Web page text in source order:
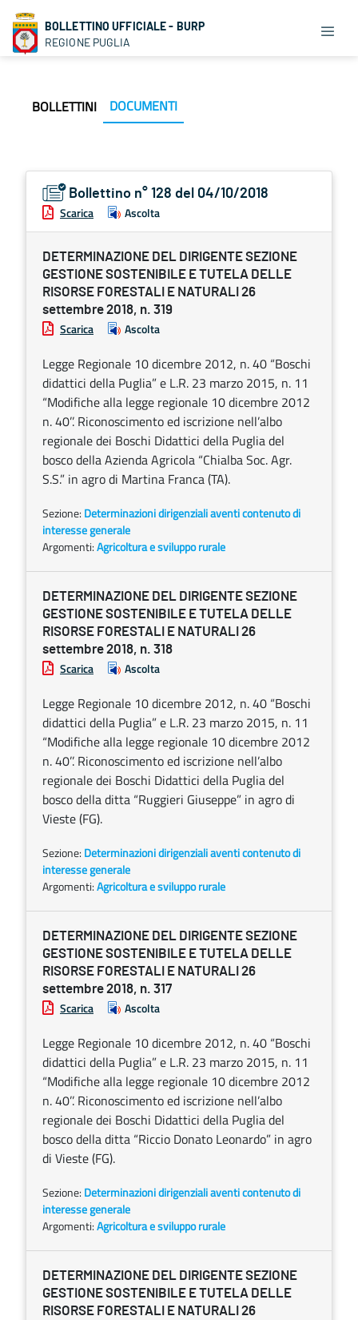
BOLLETTINO UFFICIALE - BURP
REGIONE PUGLIA
BOLLETTINI DOCUMENTI
Bollettino n° 128 del 04/10/2018
Scarica Ascolta
DETERMINAZIONE DEL DIRIGENTE SEZIONE
GESTIONE SOSTENIBILE E TUTELA DELLE
RISORSE FORESTALI E NATURALI 26
settembre 2018, n. 319
Scarica Ascolta
Legge Regionale 10 dicembre 2012, n. 40 “Boschi
didattici della Puglia” e L.R. 23 marzo 2015, n. 11
“Modifiche alla legge regionale 10 dicembre 2012
n. 40’’. Riconoscimento ed iscrizione nell’albo
regionale dei Boschi Didattici della Puglia del
bosco della Azienda Agricola “Chialba Soc. Agr.
S.S.” in agro di Martina Franca (TA).
Sezione: Determinazioni dirigenziali aventi contenuto di
interesse generale
Argomenti:Agricoltura e sviluppo rurale
DETERMINAZIONE DEL DIRIGENTE SEZIONE
GESTIONE SOSTENIBILE E TUTELA DELLE
RISORSE FORESTALI E NATURALI 26
settembre 2018, n. 318
Scarica Ascolta
Legge Regionale 10 dicembre 2012, n. 40 “Boschi
didattici della Puglia” e L.R. 23 marzo 2015, n. 11
“Modifiche alla legge regionale 10 dicembre 2012
n. 40’’. Riconoscimento ed iscrizione nell’albo
regionale dei Boschi Didattici della Puglia del
bosco della ditta “Ruggieri Giuseppe” in agro di
Vieste (FG).
Sezione: Determinazioni dirigenziali aventi contenuto di
interesse generale
Argomenti:Agricoltura e sviluppo rurale
DETERMINAZIONE DEL DIRIGENTE SEZIONE
GESTIONE SOSTENIBILE E TUTELA DELLE
RISORSE FORESTALI E NATURALI 26
settembre 2018, n. 317
Scarica Ascolta
Legge Regionale 10 dicembre 2012, n. 40 “Boschi
didattici della Puglia” e L.R. 23 marzo 2015, n. 11
“Modifiche alla legge regionale 10 dicembre 2012
n. 40’’. Riconoscimento ed iscrizione nell’albo
regionale dei Boschi Didattici della Puglia del
bosco della ditta “Riccio Donato Leonardo” in agro
di Vieste (FG).
Sezione: Determinazioni dirigenziali aventi contenuto di
interesse generale
Argomenti:Agricoltura e sviluppo rurale
DETERMINAZIONE DEL DIRIGENTE SEZIONE
GESTIONE SOSTENIBILE E TUTELA DELLE
RISORSE FORESTALI E NATURALI 26